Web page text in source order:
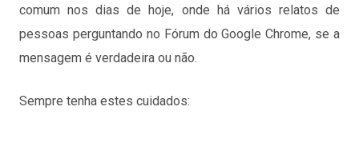
comum nos dias de hoje, onde há vários relatos de
pessoas perguntando no Fórum do Google Chrome, se a
mensagem é verdadeira ou não.
Sempre tenha estes cuidados: